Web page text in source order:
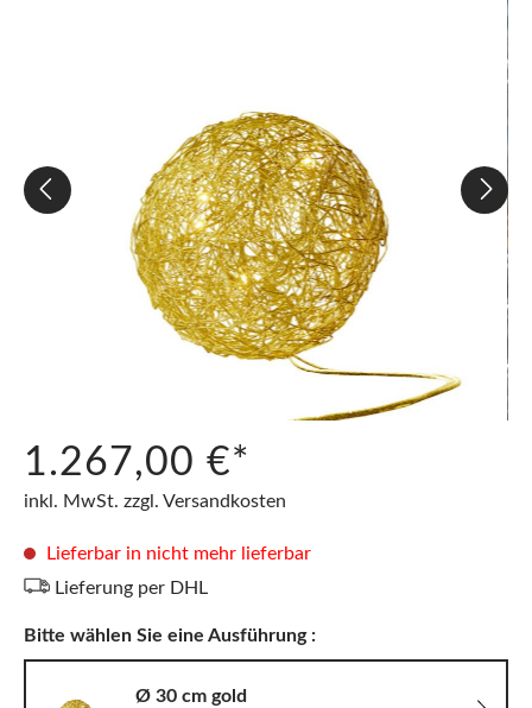
1.267,00 €*
inkl. MwSt. zzgl. Versandkosten
Lieferbar in nicht mehr lieferbar
Lieferung per DHL
Bitte wählen Sie eine Ausführung :
Ø 30 cm gold